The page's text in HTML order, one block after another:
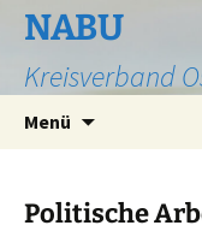
Zum
Inhalt
springen
NABU
Kreisverband
Menü
Politische